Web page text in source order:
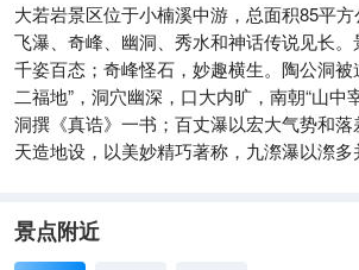
大若岩景区位于小楠溪中游，总面积85平
飞瀑、奇峰、幽洞、秀水和神话传说见长
千姿百态；奇峰怪石，妙趣横生。陶公洞被
二福地”，洞穴幽深，口大内旷，南朝“山中
洞撰《真诰》一书；百丈瀑以宏大气势和
天造地设，以美妙精巧著称，九漈瀑以漈
景点附近